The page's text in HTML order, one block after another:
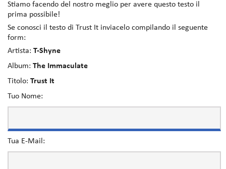
Stiamo facendo del nostro meglio per avere questo testo il
prima possibile!
Se conosci il testo di Trust It inviacelo compilando il seguente
form:
Artista: T-Shyne
Album: The Immaculate
Titolo: Trust It
Tuo Nome:
Tua E-Mail: